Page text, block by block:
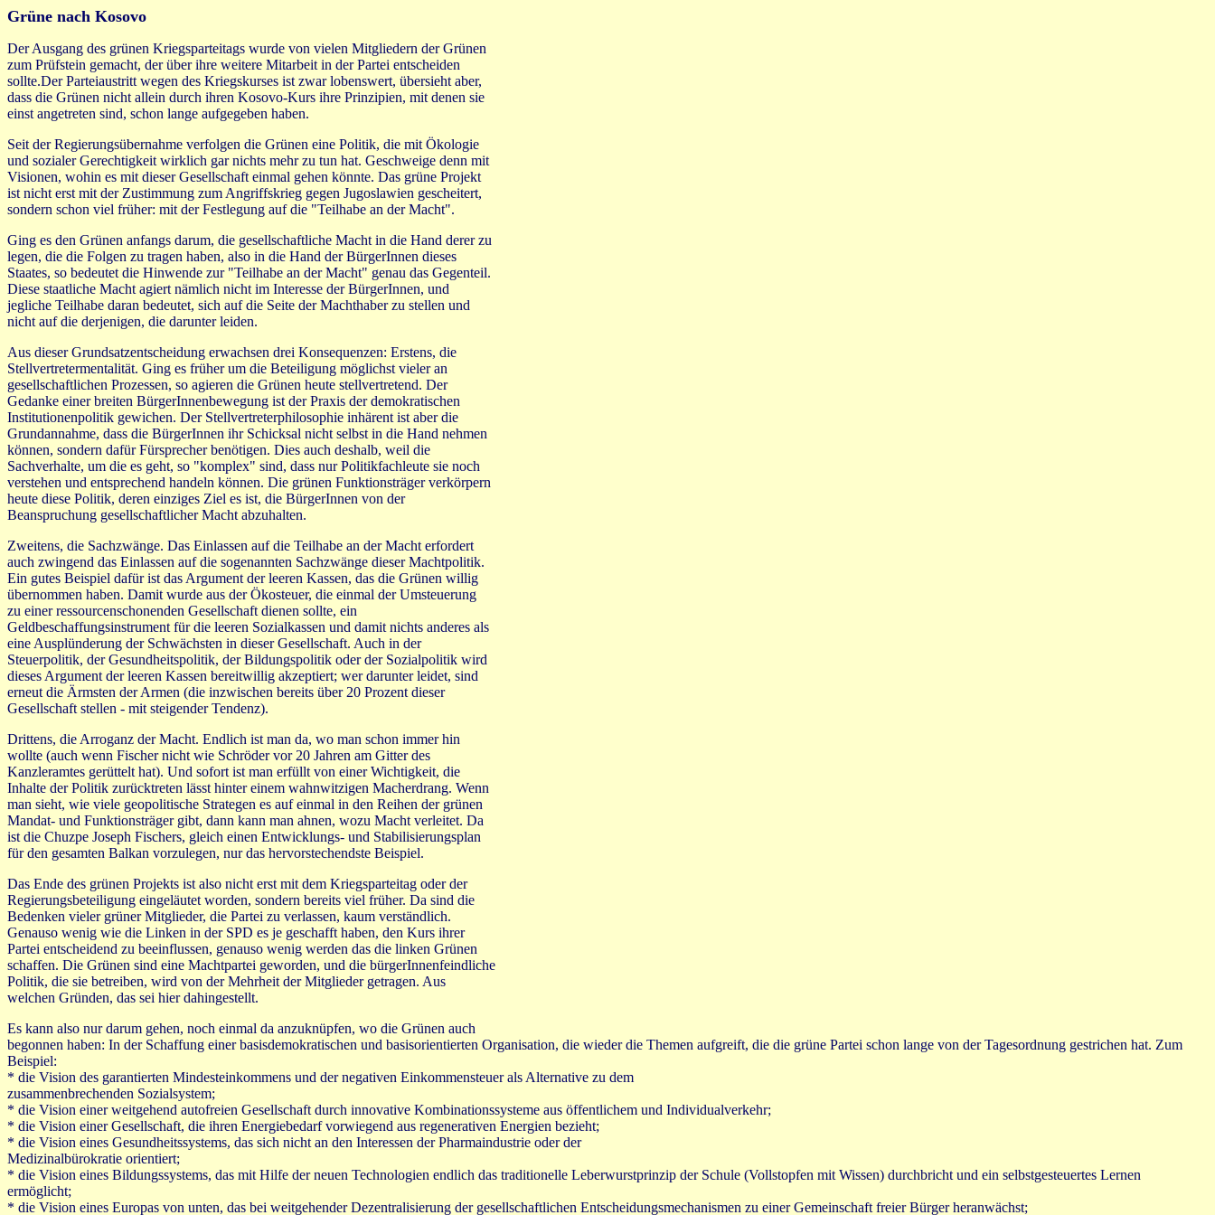
Grüne nach Kosovo
Der Ausgang des grünen Kriegsparteitags wurde von vielen Mitgliedern der Grünen
zum Prüfstein gemacht, der über ihre weitere Mitarbeit in der Partei entscheiden
sollte.Der Parteiaustritt wegen des Kriegskurses ist zwar lobenswert, übersieht aber,
dass die Grünen nicht allein durch ihren Kosovo-Kurs ihre Prinzipien, mit denen sie
einst angetreten sind, schon lange aufgegeben haben.
Seit der Regierungsübernahme verfolgen die Grünen eine Politik, die mit Ökologie
und sozialer Gerechtigkeit wirklich gar nichts mehr zu tun hat. Geschweige denn mit
Visionen, wohin es mit dieser Gesellschaft einmal gehen könnte. Das grüne Projekt
ist nicht erst mit der Zustimmung zum Angriffskrieg gegen Jugoslawien gescheitert,
sondern schon viel früher: mit der Festlegung auf die "Teilhabe an der Macht".
Ging es den Grünen anfangs darum, die gesellschaftliche Macht in die Hand derer zu
legen, die die Folgen zu tragen haben, also in die Hand der BürgerInnen dieses
Staates, so bedeutet die Hinwende zur "Teilhabe an der Macht" genau das Gegenteil.
Diese staatliche Macht agiert nämlich nicht im Interesse der BürgerInnen, und
jegliche Teilhabe daran bedeutet, sich auf die Seite der Machthaber zu stellen und
nicht auf die derjenigen, die darunter leiden.
Aus dieser Grundsatzentscheidung erwachsen drei Konsequenzen: Erstens, die
Stellvertretermentalität. Ging es früher um die Beteiligung möglichst vieler an
gesellschaftlichen Prozessen, so agieren die Grünen heute stellvertretend. Der
Gedanke einer breiten BürgerInnenbewegung ist der Praxis der demokratischen
Institutionenpolitik gewichen. Der Stellvertreterphilosophie inhärent ist aber die
Grundannahme, dass die BürgerInnen ihr Schicksal nicht selbst in die Hand nehmen
können, sondern dafür Fürsprecher benötigen. Dies auch deshalb, weil die
Sachverhalte, um die es geht, so "komplex" sind, dass nur Politikfachleute sie noch
verstehen und entsprechend handeln können. Die grünen Funktionsträger verkörpern
heute diese Politik, deren einziges Ziel es ist, die BürgerInnen von der
Beanspruchung gesellschaftlicher Macht abzuhalten.
Zweitens, die Sachzwänge. Das Einlassen auf die Teilhabe an der Macht erfordert
auch zwingend das Einlassen auf die sogenannten Sachzwänge dieser Machtpolitik.
Ein gutes Beispiel dafür ist das Argument der leeren Kassen, das die Grünen willig
übernommen haben. Damit wurde aus der Ökosteuer, die einmal der Umsteuerung
zu einer ressourcenschonenden Gesellschaft dienen sollte, ein
Geldbeschaffungsinstrument für die leeren Sozialkassen und damit nichts anderes als
eine Ausplünderung der Schwächsten in dieser Gesellschaft. Auch in der
Steuerpolitik, der Gesundheitspolitik, der Bildungspolitik oder der Sozialpolitik wird
dieses Argument der leeren Kassen bereitwillig akzeptiert; wer darunter leidet, sind
erneut die Ärmsten der Armen (die inzwischen bereits über 20 Prozent dieser
Gesellschaft stellen - mit steigender Tendenz).
Drittens, die Arroganz der Macht. Endlich ist man da, wo man schon immer hin
wollte (auch wenn Fischer nicht wie Schröder vor 20 Jahren am Gitter des
Kanzleramtes gerüttelt hat). Und sofort ist man erfüllt von einer Wichtigkeit, die
Inhalte der Politik zurücktreten lässt hinter einem wahnwitzigen Macherdrang. Wenn
man sieht, wie viele geopolitische Strategen es auf einmal in den Reihen der grünen
Mandat- und Funktionsträger gibt, dann kann man ahnen, wozu Macht verleitet. Da
ist die Chuzpe Joseph Fischers, gleich einen Entwicklungs- und Stabilisierungsplan
für den gesamten Balkan vorzulegen, nur das hervorstechendste Beispiel.
Das Ende des grünen Projekts ist also nicht erst mit dem Kriegsparteitag oder der
Regierungsbeteiligung eingeläutet worden, sondern bereits viel früher. Da sind die
Bedenken vieler grüner Mitglieder, die Partei zu verlassen, kaum verständlich.
Genauso wenig wie die Linken in der SPD es je geschafft haben, den Kurs ihrer
Partei entscheidend zu beeinflussen, genauso wenig werden das die linken Grünen
schaffen. Die Grünen sind eine Machtpartei geworden, und die bürgerInnenfeindliche
Politik, die sie betreiben, wird von der Mehrheit der Mitglieder getragen. Aus
welchen Gründen, das sei hier dahingestellt.
Es kann also nur darum gehen, noch einmal da anzuknüpfen, wo die Grünen auch
begonnen haben: In der Schaffung einer basisdemokratischen und basisorientierten Organisation, die wieder die Themen aufgreift, die die grüne Partei schon lange von der Tagesordnung gestrichen hat. Zum
Beispiel:
* die Vision des garantierten Mindesteinkommens und der negativen Einkommensteuer als Alternative zu dem
zusammenbrechenden Sozialsystem;
* die Vision einer weitgehend autofreien Gesellschaft durch innovative Kombinationssysteme aus öffentlichem und Individualverkehr;
* die Vision einer Gesellschaft, die ihren Energiebedarf vorwiegend aus regenerativen Energien bezieht;
* die Vision eines Gesundheitssystems, das sich nicht an den Interessen der Pharmaindustrie oder der
Medizinalbürokratie orientiert;
* die Vision eines Bildungssystems, das mit Hilfe der neuen Technologien endlich das traditionelle Leberwurstprinzip der Schule (Vollstopfen mit Wissen) durchbricht und ein selbstgesteuertes Lernen
ermöglicht;
* die Vision eines Europas von unten, das bei weitgehender Dezentralisierung der gesellschaftlichen Entscheidungsmechanismen zu einer Gemeinschaft freier Bürger heranwächst;